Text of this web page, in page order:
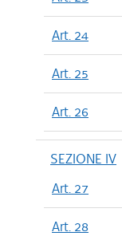
Art. 24
Art. 25
Art. 26
SEZIONE IV
Art. 27
Art. 28